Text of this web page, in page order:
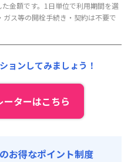
/日)
/日)
金額です。1日単位で利用期間を選
ス等の開栓手続き・契約は不要で
ョンしてみましょう！
ターはこちら
お得なポイント制度